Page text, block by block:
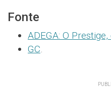
Fonte
ADEGA: O
GC.